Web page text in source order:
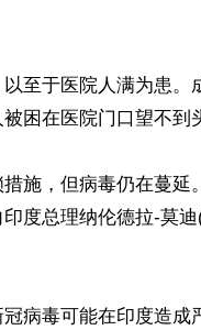
至于医院人满为患。
困在医院门口望不到
施，但病毒仍在蔓
度总理纳伦德拉-莫
病毒可能在印度造成